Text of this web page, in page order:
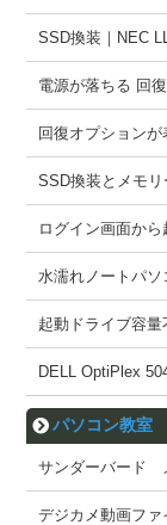
SSD換装｜NEC
電源が落ちる 回
回復オプション
SSD換装とメモ
ログイン画面か
水濡れノートパソ
起動ドライブ容
DELL OptiPlex
パソコン教室
サンダーバード
デジカメ動画ファ